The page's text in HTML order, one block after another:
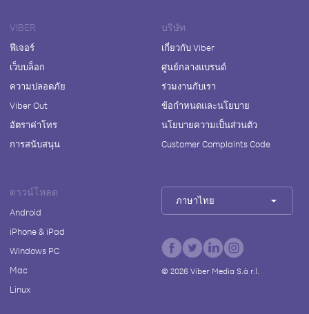
VIBER
ฟีเจอร์
เว็บบล็อก
ความปลอดภัย
Viber Out
อัตราค่าโทร
การสนับสนุน
บริษัท
เกี่ยวกับ Viber
ศูนย์กลางแบรนด์
ร่วมงานกับเรา
ข้อกำหนดและนโยบาย
นโยบายความเป็นส่วนตัว
Customer Complaints Code
ดาวน์โหลด
Android
iPhone & iPad
Windows PC
Mac
Linux
ภาษาไทย
© 2026Viber Media S.à r.l.